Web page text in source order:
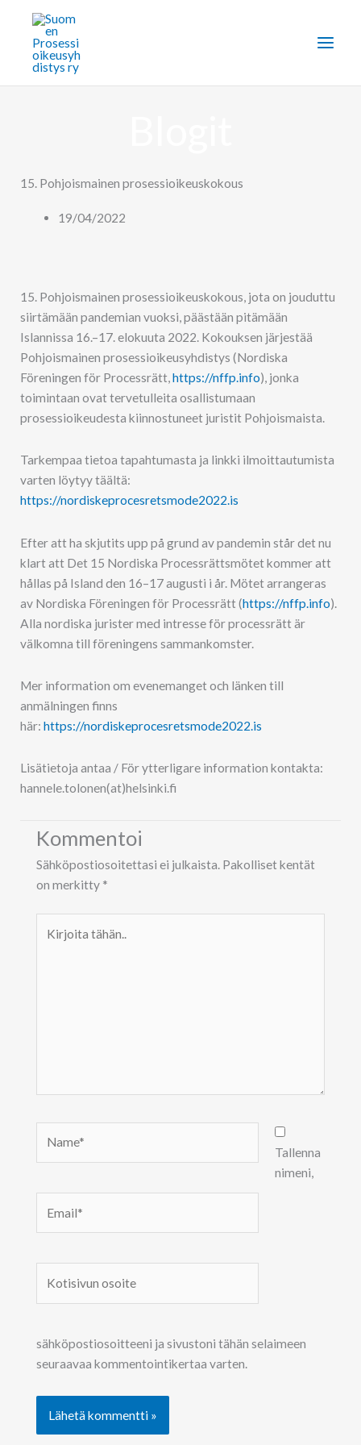
sisältöön
15. Pohjoismainen prosessioikeuskokous
19/04/2022
15. Pohjoismainen prosessioikeuskokous, jota on jouduttu
siirtämään pandemian vuoksi, päästään pitämään
Islannissa 16.–17. elokuuta 2022. Kokouksen järjestää
Pohjoismainen prosessioikeusyhdistys (Nordiska
Föreningen för Processrätt,https://nffp.info), jonka
toimintaan ovat tervetulleita osallistumaan
prosessioikeudesta kiinnostuneet juristit Pohjoismaista.
Tarkempaa tietoa tapahtumasta ja linkki ilmoittautumista
varten löytyy täältä:
https://nordiskeprocesretsmode2022.is
Efter att ha skjutits upp på grund av pandemin står det nu
klart att Det 15 Nordiska Processrättsmötet kommer att
hållas på Island den 16–17 augusti i år. Mötet arrangeras
av Nordiska Föreningen för Processrätt (https://nffp.info).
Alla nordiska jurister med intresse för processrätt är
välkomna till föreningens sammankomster.
Mer information om evenemanget och länken till
anmälningen finns
här: https://nordiskeprocesretsmode2022.is
Lisätietoja antaa / För ytterligare information kontakta:
hannele.tolonen(at)helsinki.fi
Kommentoi
Sähköpostiosoitettasi ei julkaista. Pakolliset kentät
on merkitty *
tähän..
osoite
Tallenna
nimeni,
sähköpostiosoitteeni ja sivustoni tähän selaimeen
seuraavaa kommentointikertaa varten.